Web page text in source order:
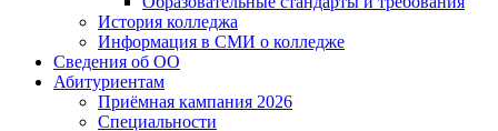
История колледжа
Информация в СМИ о колледже
Сведения об ОО
Абитуриентам
Приёмная кампания 2026
Специальности